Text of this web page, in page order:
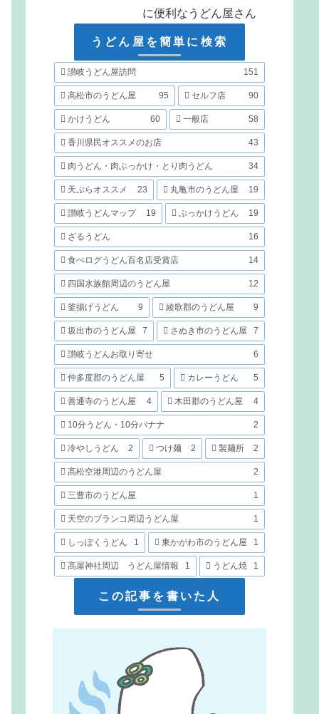
に便利なうどん屋さん
うどん屋を簡単に検索
讃岐うどん屋訪問 151
高松市のうどん屋 95 セルフ店 90
かけうどん 60 一般店 58
香川県民オススメのお店 43
肉うどん・肉ぶっかけ・とり肉うどん 34
天ぷらオススメ 23 丸亀市のうどん屋 19
讃岐うどんマップ 19 ぶっかけうどん 19
ざるうどん 16
食べログうどん百名店受賞店 14
四国水族館周辺のうどん屋 12
釜揚げうどん 9 綾歌郡のうどん屋 9
坂出市のうどん屋 7 さぬき市のうどん屋 7
讃岐うどんお取り寄せ 6
仲多度郡のうどん屋 5 カレーうどん 5
善通寺のうどん屋 4 木田郡のうどん屋 4
10分うどん・10分バナナ 2
冷やしうどん 2 つけ麺 2 製麺所 2
高松空港周辺のうどん屋 2
三豊市のうどん屋 1
天空のブランコ周辺うどん屋 1
しっぽくうどん 1 東かがわ市のうどん屋 1
高屋神社周辺 うどん屋情報 1 うどん焼 1
この記事を書いた人